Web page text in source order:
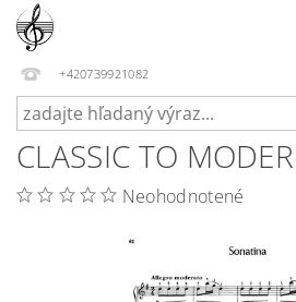
+420739921082
CLASSIC TO
Neohodnotené